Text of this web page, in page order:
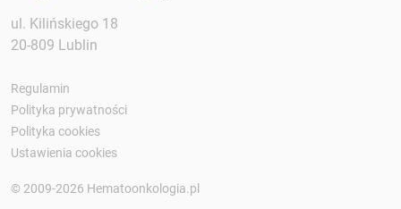
ul. Kilińskiego 18
20-809 Lublin
Regulamin
Polityka prywatności
Polityka cookies
Ustawienia cookies
© 2009-2026 Hematoonkologia.pl